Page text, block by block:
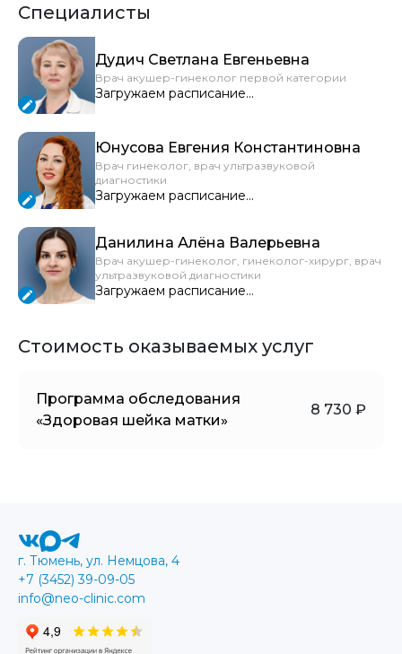
Специалисты
Дудич Светлана Евгеньевна
Врач акушер-гинеколог первой категории
Загружаем расписание...
Юнусова Евгения Константиновна
Врач гинеколог, врач ультразвуковой
диагностики
Загружаем расписание...
Данилина Алёна Валерьевна
Врач акушер-гинеколог, гинеколог-хирург, врач
ультразвуковой диагностики
Загружаем расписание...
Стоимость оказываемых услуг
Программа обследования
«Здоровая шейка матки»
8 730 ₽
г. Тюмень, ул. Немцова, 4
+7 (3452) 39-09-05
info@neo-clinic.com